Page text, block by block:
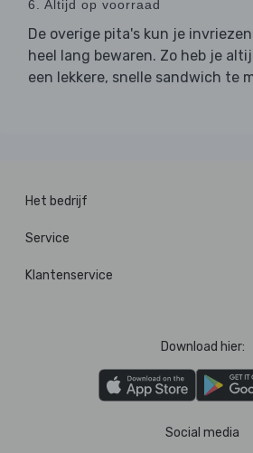
6. Altijd op voorraad
De overige pita's kun je
heel lang bewaren. Zo heb je
een lekkere, snelle sandwich te
Het bedrijf
Service
Klantenservice
Download hier:
Social media